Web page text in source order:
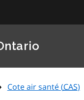
Cote air santé (CAS)